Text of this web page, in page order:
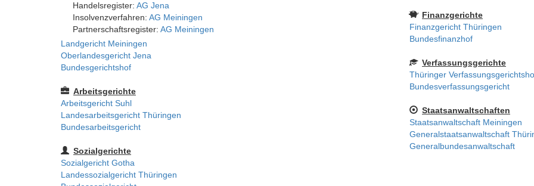
Handelsregister: AG Jena
Insolvenzverfahren: AG Meiningen
Partnerschaftsregister: AG Meiningen
Landgericht Meiningen
Oberlandesgericht Jena
Bundesgerichtshof
Arbeitsgerichte
Arbeitsgericht Suhl
Landesarbeitsgericht Thüringen
Bundesarbeitsgericht
Sozialgerichte
Sozialgericht Gotha
Landessozialgericht Thüringen
Finanzgerichte
Finanzgericht Thüringen
Bundesfinanzhof
Verfassungsgerichte
Thüringer
Bundesverfassungsgericht
Staatsanwaltschaften
Staatsanwaltschaft Meiningen
Generalstaatsanwaltschaft
Generalbundesanwaltschaft